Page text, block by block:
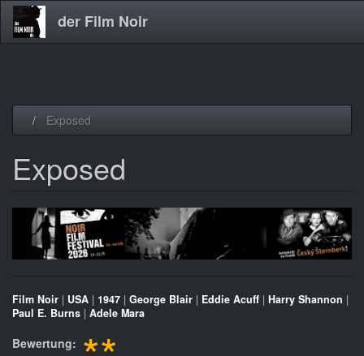
der Film Noir
Exposed
Exposed
Film Noir | USA | 1947 | George Blair | Eddie Acuff | Harry Shannon |
Paul E. Burns | Adele Mara
Bewertung